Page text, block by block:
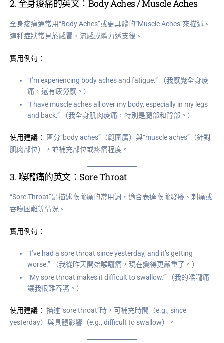
2.全身痠痛的英文：Body Aches / Muscle Aches
全身痠痛通常用“Body Aches”或更具體的“Muscle Aches”來描述。
這種症狀常見於感冒、流感或體力透支後。
實用例句：
“I’m experiencing body aches and fatigue.” （我感覺全身痠
痛，還有疲勞感。）
“I have muscle aches all over my body, especially in my legs
and back.” （我全身肌肉痠痛，特別是腿部和背部。）
使用建議： 區分“body aches”（範圍廣）與“muscle aches”（針對
肌肉部位），並補充部位或疼痛程度。
3. 喉嚨痛的英文：Sore Throat
“Sore Throat”是描述喉嚨痛的常用詞，適合表達喉嚨發癢、刺痛或
吞嚥困難等情況。
實用例句：
“I’ve had a sore throat since yesterday, and it’s getting
worse.” （我從昨天開始喉嚨痛，現在變得更嚴重了。）
“My sore throat makes it difficult to swallow.” （我的喉嚨痛
讓我很難吞嚥。）
使用建議： 描述“sore throat”時，可補充時間（e.g., since
yesterday）與具體影響（e.g., difficult to swallow）。